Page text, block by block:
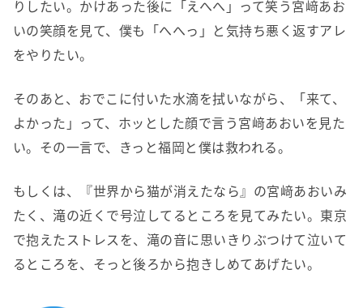
りしたい。かけあった後に「えへへ」って笑う宮﨑あお
いの笑顔を見て、僕も「へへっ」と気持ち悪く返すアレ
をやりたい。
そのあと、おでこに付いた水滴を拭いながら、「来て、
よかった」って、ホッとした顔で言う宮﨑あおいを見た
い。その一言で、きっと福岡と僕は救われる。
もしくは、『世界から猫が消えたなら』の宮﨑あおいみ
たく、滝の近くで号泣してるところを見てみたい。東京
で抱えたストレスを、滝の音に思いきりぶつけて泣いて
るところを、そっと後ろから抱きしめてあげたい。